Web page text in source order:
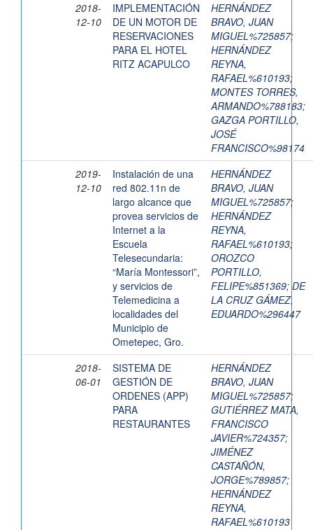
2018-
12-10
IMPLEMENTACIÓN
DE UN MOTOR DE
RESERVACIONES
PARA EL HOTEL
RITZ ACAPULCO
HERNÁNDEZ
BRAVO, JUAN
MIGUEL%725857;
HERNÁNDEZ
REYNA,
RAFAEL%610193;
MONTES TORRES,
ARMANDO%788183;
GAZGA PORTILLO,
JOSÉ
FRANCISCO%98174
2019-
12-10
Instalación de una
red 802.11n de
largo alcance que
provea servicios de
Internet a la
Escuela
Telesecundaria:
“María Montessori”,
y servicios de
Telemedicina a
localidades del
Municipio de
Ometepec, Gro.
HERNÁNDEZ
BRAVO, JUAN
MIGUEL%725857;
HERNÁNDEZ
REYNA,
RAFAEL%610193;
OROZCO
PORTILLO,
FELIPE%851369; DE
LA CRUZ GÁMEZ,
EDUARDO%296447
2018-
06-01
SISTEMA DE
GESTIÓN DE
ORDENES (APP)
PARA
RESTAURANTES
HERNÁNDEZ
BRAVO, JUAN
MIGUEL%725857;
GUTIÉRREZ MATA,
FRANCISCO
JAVIER%724357;
JIMÉNEZ
CASTAÑÓN,
JORGE%789857;
HERNÁNDEZ
REYNA,
RAFAEL%610193